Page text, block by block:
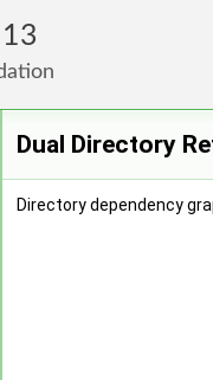
13
Foundation
Dual Directory
Directory dependency